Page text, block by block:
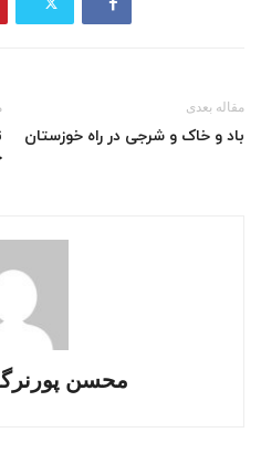
مقاله بعدی
باد و خاک و شرجی در راه خوزستان
محسن